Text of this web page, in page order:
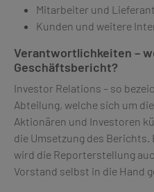
Mitarbeiter und
Kunden und weitere
Verantwortlichkeiten –
Geschäftsbericht?
Investor Relations – so
Abteilung, welche sich um
Aktionären und Investoren
die Umsetzung des
wird die Reporterstellung
Vorstand selbst in die Hand